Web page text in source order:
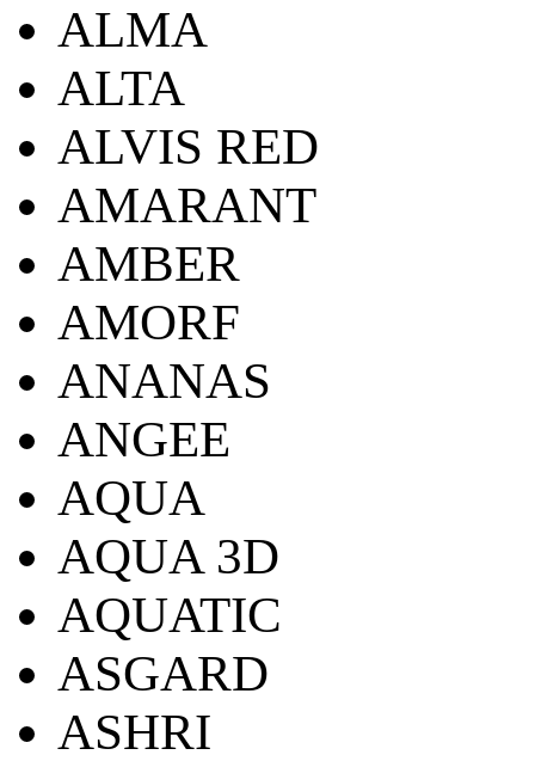
ALMA
ALTA
ALVIS RED
AMARANT
AMBER
AMORF
ANANAS
ANGEE
AQUA
AQUA 3D
AQUATIC
ASGARD
ASHRI